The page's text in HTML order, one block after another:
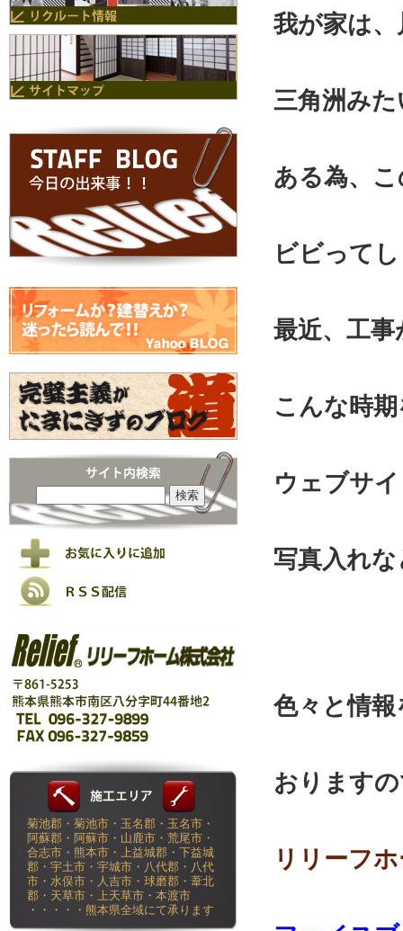
我が家は
三角洲み
ある為、
ビビって
最近、工
こんな時
ウェブサ
写真入れ
色々と情
おります
リリーフ
菊池郡・菊池市・玉名郡・玉名市・
阿蘇郡・阿蘇市・山鹿市・荒尾市・
合志市・熊本市・上益城郡・下益城
郡・宇土市・宇城市・八代郡・八代
市・水俣市・人吉市・球磨郡・葦北
郡・天草市・上天草市・本渡市
・・・・・熊本県全域にて承ります